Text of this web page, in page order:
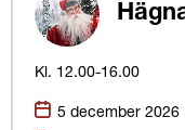
Kl. 12.00-16.00
Datum:
5 december 2026